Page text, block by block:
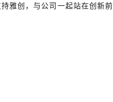
雅创，与公司一起站在创新前